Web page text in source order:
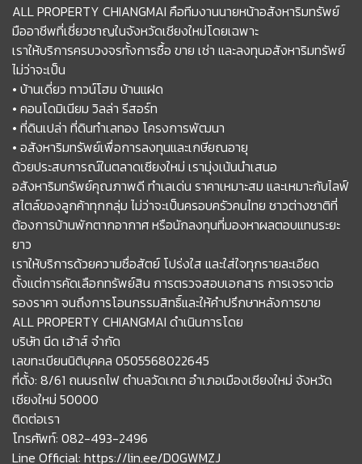
ALL PROPERTY CHIANGMAI คือทีมงานนายหน้าอสังหาริมทรัพย์
มืออาชีพที่เชี่ยวชาญในจังหวัดเชียงใหม่โดยเฉพาะ
เราให้บริการครบวงจรทั้งการซื้อ ขาย เช่า และลงทุนอสังหาริมทรัพย์
ไม่ว่าจะเป็น
• บ้านเดี่ยว ทาวน์โฮม บ้านแฝด
• คอนโดมิเนียม วิลล่า รีสอร์ท
• ที่ดินเปล่า ที่ดินทำเลทอง โครงการพัฒนา
• อสังหาริมทรัพย์เพื่อการลงทุนและเกษียณอายุ
ด้วยประสบการณ์ในตลาดเชียงใหม่ เรามุ่งเน้นนำเสนอ
อสังหาริมทรัพย์คุณภาพดี ทำเลเด่น ราคาเหมาะสม และเหมาะกับไลฟ์
สไตล์ของลูกค้าทุกกลุ่ม ไม่ว่าจะเป็นครอบครัวคนไทย ชาวต่างชาติที่
ต้องการบ้านพักตากอากาศ หรือนักลงทุนที่มองหาผลตอบแทนระยะ
ยาว
เราให้บริการด้วยความซื่อสัตย์ โปร่งใส และใส่ใจทุกรายละเอียด
ตั้งแต่การคัดเลือกทรัพย์สิน การตรวจสอบเอกสาร การเจรจาต่อ
รองราคา จนถึงการโอนกรรมสิทธิ์และให้คำปรึกษาหลังการขาย
ALL PROPERTY CHIANGMAI ดำเนินการโดย
บริษัท นีด เฮ้าส์ จำกัด
เลขทะเบียนนิติบุคคล 0505568022645
ที่ตั้ง: 8/61 ถนนรถไฟ ตำบลวัดเกต อำเภอเมืองเชียงใหม่ จังหวัด
เชียงใหม่ 50000
ติดต่อเรา
โทรศัพท์: 082-493-2496
Line Official: https://lin.ee/D0GWMZJ